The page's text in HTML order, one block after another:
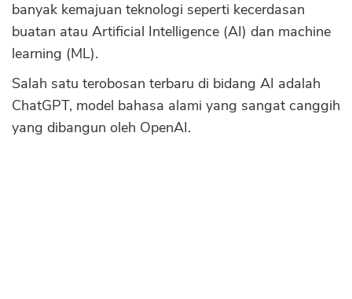
Hutang
KTA
KPR
Kredit Usaha
Pinjaman Online
Broker Forex
Cara Menggunakan ChatGPT
a. Melalui situs web OpenAI
b. Melalui aplikasi pihak ketiga
c. Menggunakan API
banyak kemajuan teknologi seperti kecerdasan
buatan atau Artificial Intelligence (AI) dan machine
learning (ML).
Salah satu terobosan terbaru di bidang AI adalah
ChatGPT, model bahasa alami yang sangat canggih
yang dibangun oleh OpenAI.